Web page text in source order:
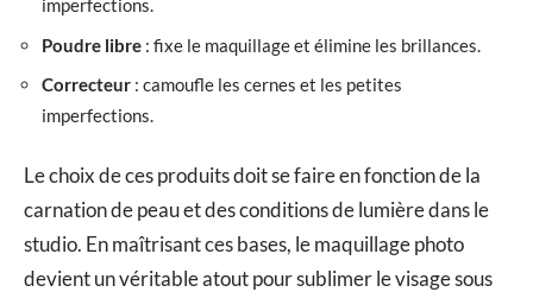
imperfections.
Poudre libre : fixe le maquillage et élimine les brillances.
Correcteur : camoufle les cernes et les petites
imperfections.
Le choix de ces produits doit se faire en fonction de la
carnation de peau et des conditions de lumière dans le
studio. En maîtrisant ces bases, le maquillage photo
devient un véritable atout pour sublimer le visage sous